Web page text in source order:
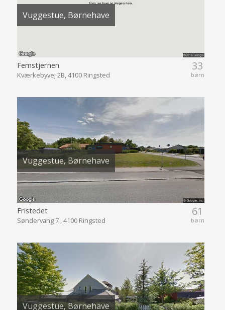
Vuggestue, Børnehave
33
børn
Femstjernen
Kværkebyvej 2B, 4100 Ringsted
Vuggestue, Børnehave
61
børn
Fristedet
Søndervang 7 , 4100 Ringsted
Vuggestue, Børnehave